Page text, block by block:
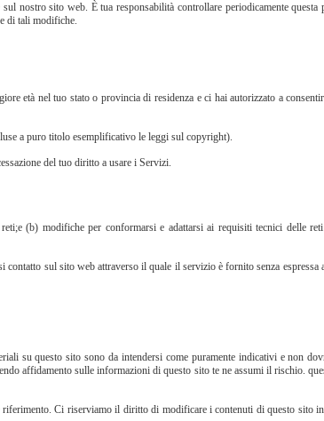
nostro sito web. È tua responsabilità controllare periodicamente questa
di tali modifiche.
età nel tuo stato o provincia di residenza e ci hai autorizzato a
a puro titolo esemplificativo le leggi sul copyright).
del tuo diritto a usare i Servizi.
(b) modifiche per conformarsi e adattarsi ai requisiti tecnici delle
sul sito web attraverso il quale il servizio è fornito senza espressa
su questo sito sono da intendersi come puramente indicativi e non
affidamento sulle informazioni di questo sito te ne assumi il rischio.
Ci riserviamo il diritto di modificare i contenuti di questo sito